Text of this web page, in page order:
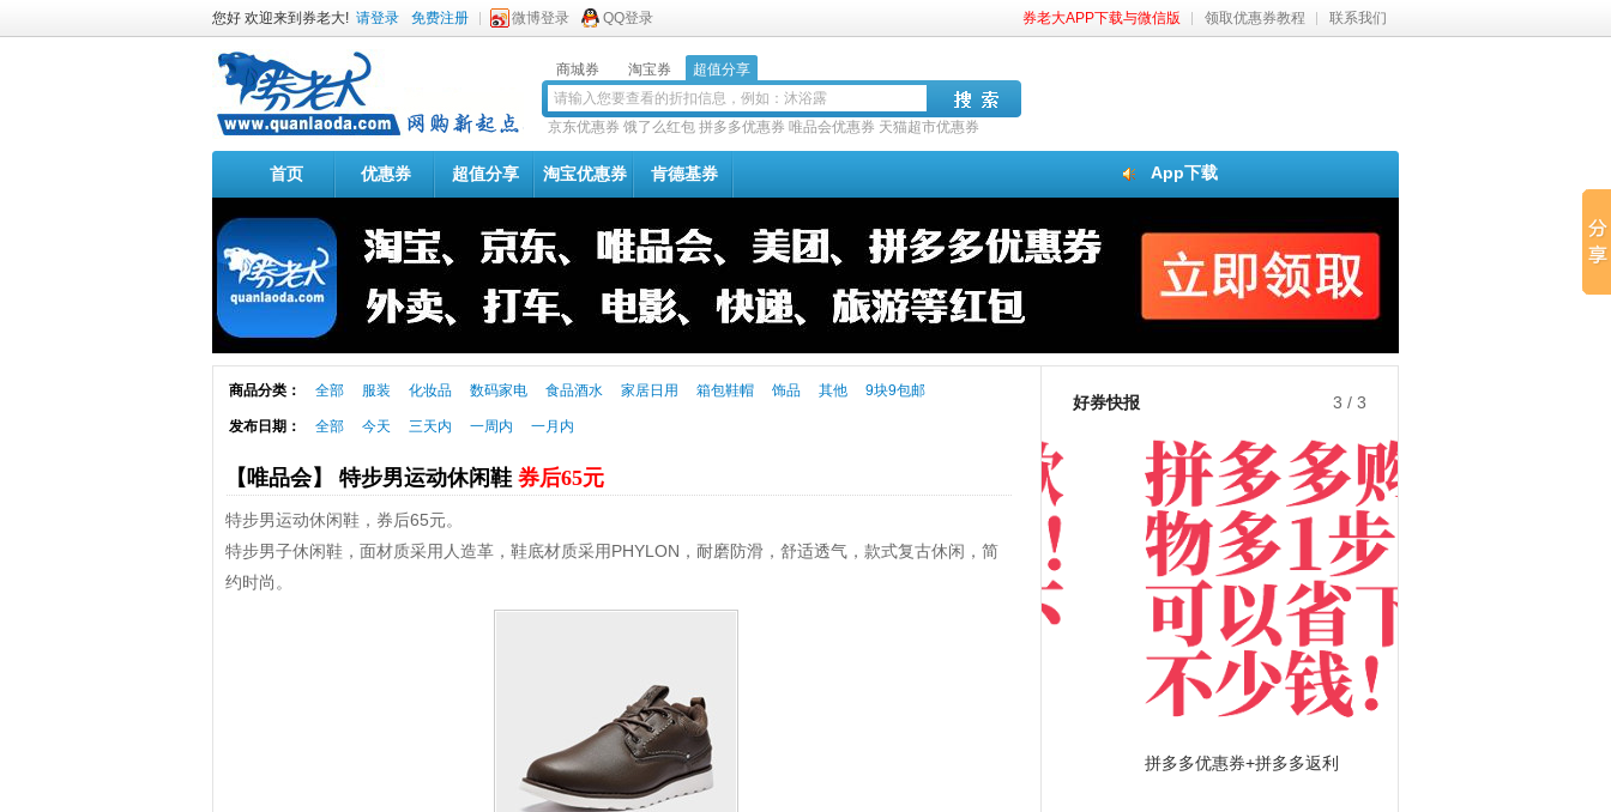
您好 欢迎来到券老大! 请登录 免费注册 微博登录 QQ登录 券老大APP下载与微信版 领取优惠券教程 联系我们
商城券 淘宝券 超值分享
京东优惠券 饿了么红包 拼多多优惠券 唯品会优惠券 天猫超市优惠券
App下载
首页 优惠券 超值分享 淘宝优惠券 肯德基券
商品分类： 全部 服装 化妆品 数码家电 食品酒水 家居日用 箱包鞋帽 饰品 其他 9块9包邮
发布日期： 全部 今天 三天内 一周内 一月内
【唯品会】 特步男运动休闲鞋 券后65元
特步男运动休闲鞋，券后65元。
特步男子休闲鞋，面材质采用人造革，鞋底材质采用PHYLON，耐磨防滑，舒适透气，款式复古休闲，简
约时尚。
好券快报 3 / 3
拼多多优惠券+拼多多返利